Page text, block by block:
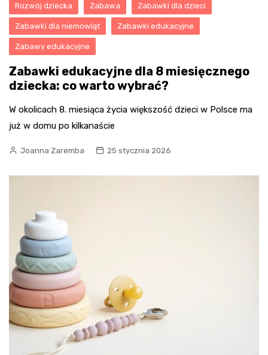
Rozwój dziecka Zabawa Zabawki dla dzieci
Zabawki dla niemowląt Zabawki edukacyjne
Zabawy edukacyjne
Zabawki edukacyjne dla 8 miesięcznego
dziecka: co warto wybrać?
W okolicach 8. miesiąca życia większość dzieci w Polsce ma
już w domu po kilkanaście
Joanna Zaremba 25 stycznia 2026